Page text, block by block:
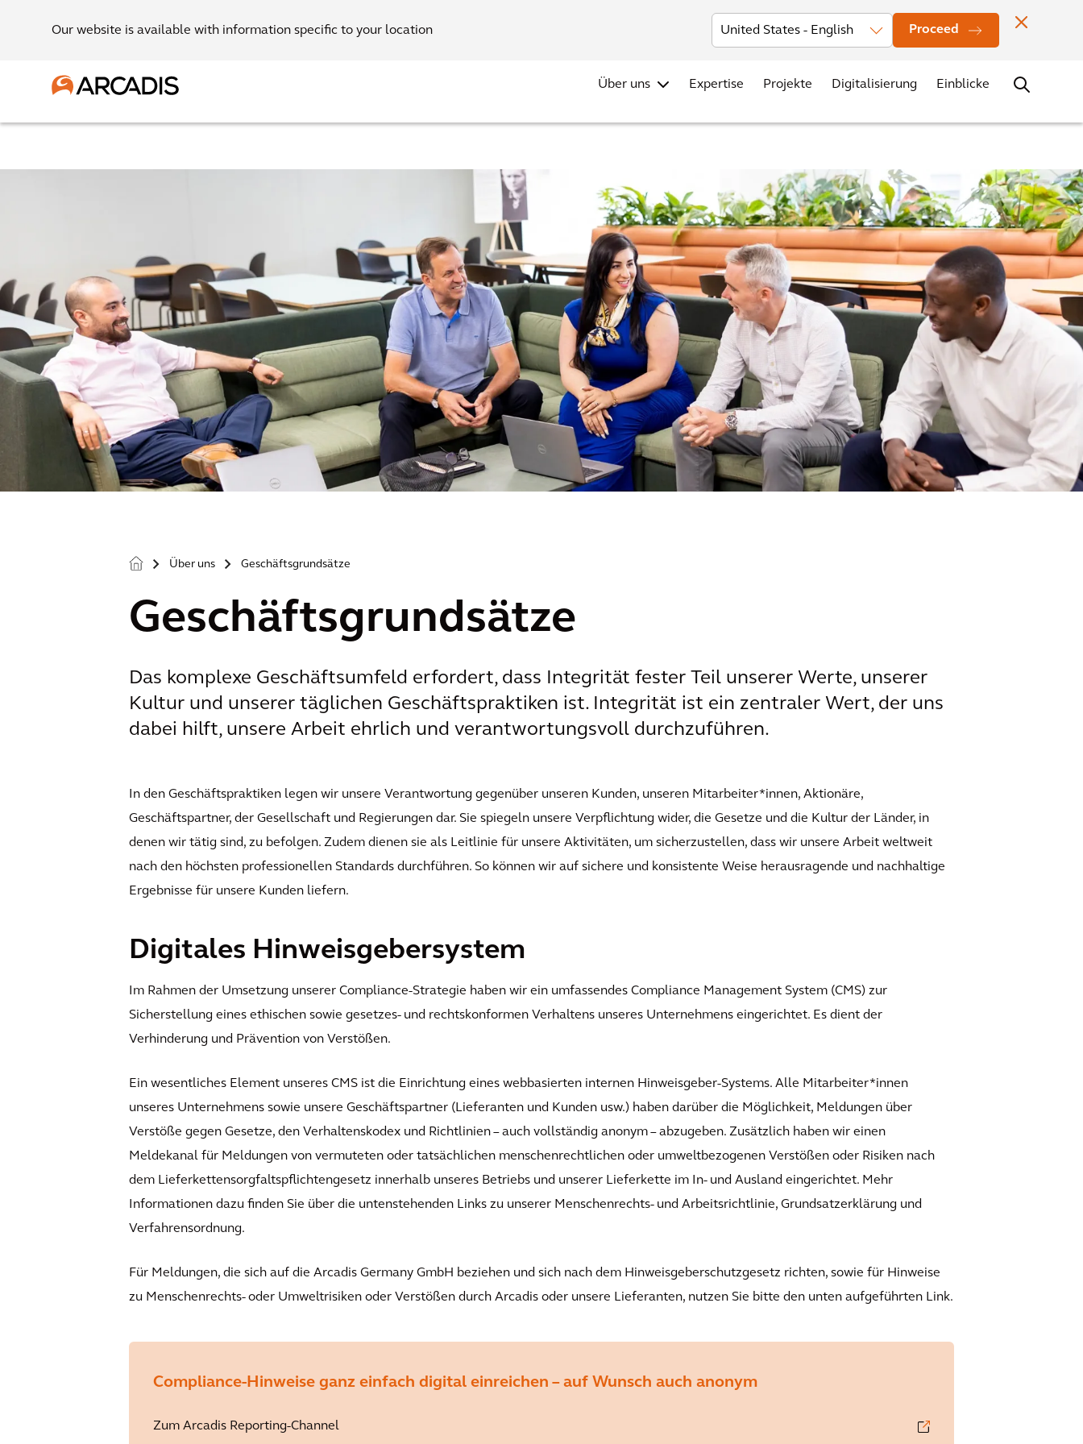
Our website is available with information specific to your location Proceed
Investors News Bürostandorte Kontakt
Über uns Expertise Projekte Digitalisierung Einblicke
> Über uns > Geschäftsgrundsätze
Geschäftsgrundsätze
Das komplexe Geschäftsumfeld erfordert, dass Integrität fester Teil unserer Werte, unserer
Kultur und unserer täglichen Geschäftspraktiken ist. Integrität ist ein zentraler Wert, der uns
dabei hilft, unsere Arbeit ehrlich und verantwortungsvoll durchzuführen.
In den Geschäftspraktiken legen wir unsere Verantwortung gegenüber unseren Kunden, unseren Mitarbeiter*innen, Aktionäre,
Geschäftspartner, der Gesellschaft und Regierungen dar. Sie spiegeln unsere Verpflichtung wider, die Gesetze und die Kultur der Länder, in
denen wir tätig sind, zu befolgen. Zudem dienen sie als Leitlinie für unsere Aktivitäten, um sicherzustellen, dass wir unsere Arbeit weltweit
nach den höchsten professionellen Standards durchführen. So können wir auf sichere und konsistente Weise herausragende und nachhaltige
Ergebnisse für unsere Kunden liefern.
Digitales Hinweisgebersystem
Im Rahmen der Umsetzung unserer Compliance-Strategie haben wir ein umfassendes Compliance Management System (CMS) zur
Sicherstellung eines ethischen sowie gesetzes- und rechtskonformen Verhaltens unseres Unternehmens eingerichtet. Es dient der
Verhinderung und Prävention von Verstößen.
Ein wesentliches Element unseres CMS ist die Einrichtung eines webbasierten internen Hinweisgeber-Systems. Alle Mitarbeiter*innen
unseres Unternehmens sowie unsere Geschäftspartner (Lieferanten und Kunden usw.) haben darüber die Möglichkeit, Meldungen über
Verstöße gegen Gesetze, den Verhaltenskodex und Richtlinien – auch vollständig anonym – abzugeben. Zusätzlich haben wir einen
Meldekanal für Meldungen von vermuteten oder tatsächlichen menschenrechtlichen oder umweltbezogenen Verstößen oder Risiken nach
dem Lieferkettensorgfaltspflichtengesetz innerhalb unseres Betriebs und unserer Lieferkette im In- und Ausland eingerichtet. Mehr
Informationen dazu finden Sie über die untenstehenden Links zu unserer Menschenrechts- und Arbeitsrichtlinie, Grundsatzerklärung und
Verfahrensordnung.
Für Meldungen, die sich auf die Arcadis Germany GmbH beziehen und sich nach dem Hinweisgeberschutzgesetz richten, sowie für Hinweise
zu Menschenrechts- oder Umweltrisiken oder Verstößen durch Arcadis oder unsere Lieferanten, nutzen Sie bitte den unten aufgeführten Link.
Compliance-Hinweise ganz einfach digital einreichen – auf Wunsch auch anonym
Zum Arcadis Reporting-Channel